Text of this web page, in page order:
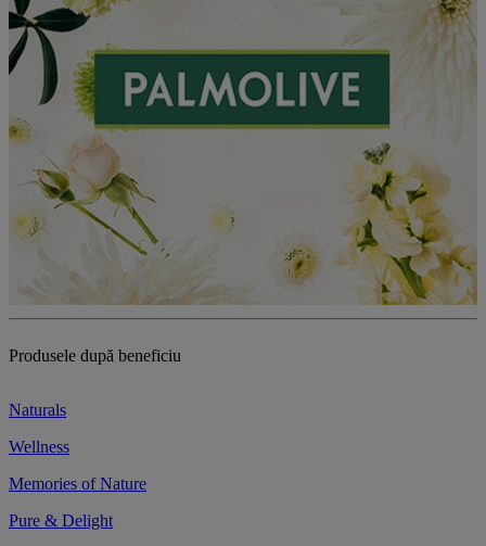
Produsele după beneficiu
Naturals
Wellness
Memories of Nature
Pure & Delight